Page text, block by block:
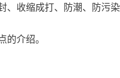
、收缩成打、防潮、防污染
介绍。